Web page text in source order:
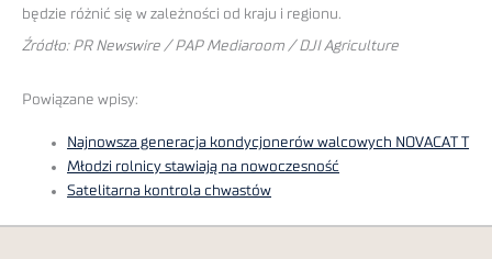
będzie różnić się w zależności od kraju i regionu.
Źródło: PR Newswire / PAP Mediaroom / DJI Agriculture
Powiązane wpisy:
Najnowsza generacja kondycjonerów walcowych NOVACAT T
Młodzi rolnicy stawiają na nowoczesność
Satelitarna kontrola chwastów